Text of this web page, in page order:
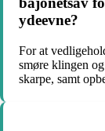
ydeevne?
For at
smøre klingen
skarpe, samt